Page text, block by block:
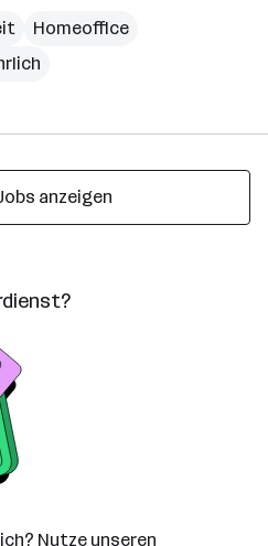
Homeoffice
anzeigen
Nutze unseren